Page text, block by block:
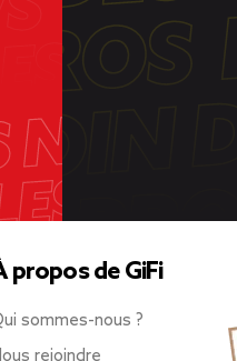
propos de GiFi
sommes-nous ?
rejoindre